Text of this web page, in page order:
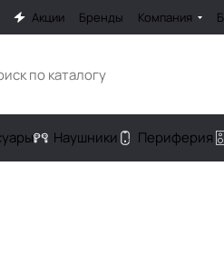
Акции Бренды Компания
Наушники Периферия